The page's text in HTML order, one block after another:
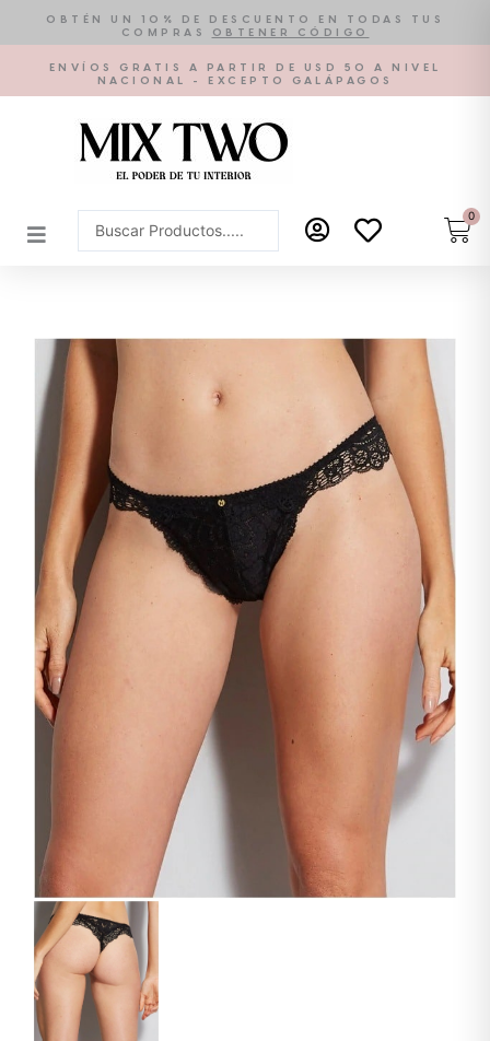
contenido
OBTÉN UN 10% DE DESCUENTO EN TODAS TUS
COMPRAS
OBTENER CÓDIGO
ENVÍOS GRATIS A PARTIR DE USD 50 A NIVEL
NACIONAL - EXCEPTO GALÁPAGOS
Search
...
0